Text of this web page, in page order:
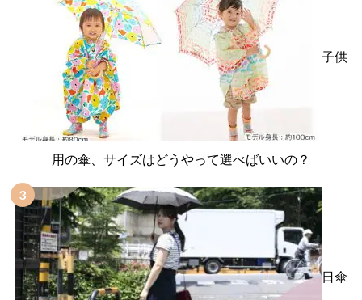
子供
用の傘、サイズはどうやって選べばいいの？
日傘